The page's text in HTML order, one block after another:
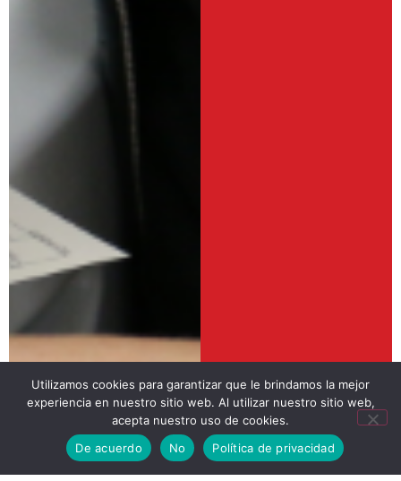
Utilizamos cookies para garantizar que le brindamos la mejor
experiencia en nuestro sitio web. Al utilizar nuestro sitio web,
acepta nuestro uso de cookies.
De acuerdo
No Política de privacidad